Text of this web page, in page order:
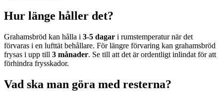
Hur länge håller det?
Grahamsbröd kan hålla i 3-5 dagar i rumstemperatur när det
förvaras i en lufttät behållare. För längre förvaring kan grahamsbröd
frysas i upp till 3 månader. Se till att det är ordentligt inlindat för att
förhindra frysskador.
Vad ska man göra med resterna?